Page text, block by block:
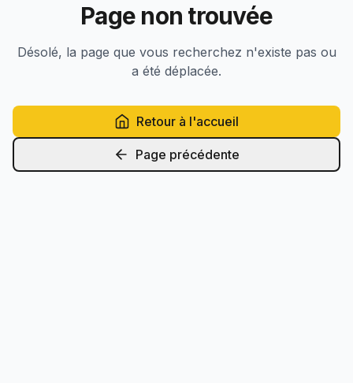
Page non trouvée
Désolé, la page que vous recherchez n'existe pas ou
a été déplacée.
Retour à l'accueil
Page précédente